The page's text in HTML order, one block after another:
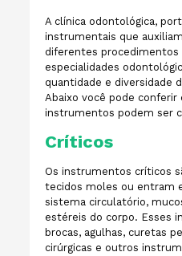
A clínica odontológica,
instrumentais que
diferentes procedimentos
especialidades
quantidade e diversidade
Abaixo você pode conferir
instrumentos podem ser
Críticos
Os instrumentos críticos
tecidos moles ou entram
sistema circulatório,
estéreis do corpo. Esses
brocas, agulhas, curetas
cirúrgicas e outros